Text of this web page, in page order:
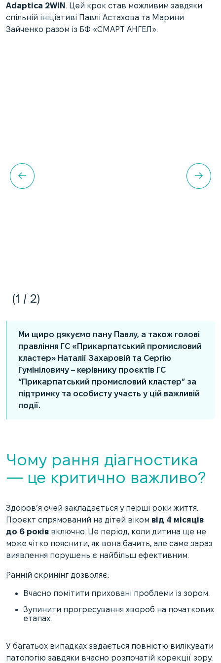
Adaptica 2WIN . Цей крок став можливим завдяки
спільній ініціативі Павлі Астахова та Марини
Зайченко разом із БФ «СМАРТ АНГЕЛ».
1 / 2
Ми щиро дякуємо пану Павлу, а також голові
правління ГС «Прикарпатський промисловий
кластер» Наталії Захаровій та Сергію
Гумініловичу – керівнику проєктів ГС
“Прикарпатський промисловий кластер” за
підтримку та особисту участь у цій важливій
події.
Чому рання діагностика
— це критично важливо?
Здоров’я очей закладається у перші роки життя.
Проєкт спрямований на дітей віком від 4 місяців
до 6 років включно. Це період, коли дитина ще не
може чітко пояснити, як вона бачить, але саме зараз
виявлення порушень є найбільш ефективним.
Ранній скринінг дозволяє:
Вчасно помітити приховані проблеми із зором.
Зупинити прогресування хвороб на початкових
етапах.
У багатьох випадках звдається повністю вилікувати
патологію завдяки вчасно розпочатій корекції зору.